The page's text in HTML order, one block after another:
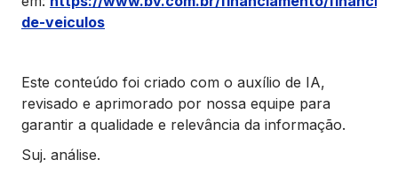
de-veiculos
Este conteúdo foi criado com o auxílio de IA,
revisado e aprimorado por nossa equipe para
garantir a qualidade e relevância da informação.
Suj. análise.